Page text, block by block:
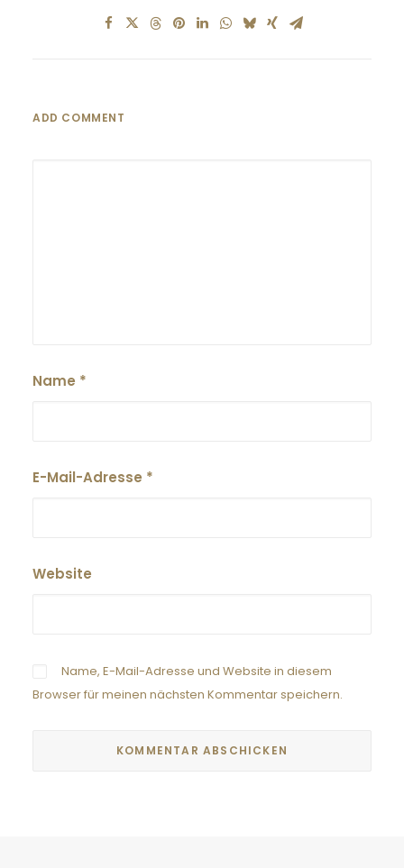
ADD COMMENT
Name *
E-Mail-Adresse *
Website
Name, E-Mail-Adresse und Website in diesem
Browser für meinen nächsten Kommentar speichern.